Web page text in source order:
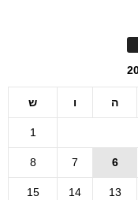
ה ו ש
1
6
7
8
13
14
15